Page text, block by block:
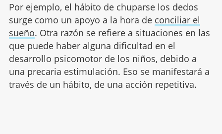
Por ejemplo, el hábito de chuparse los dedos
surge como un apoyo a la hora de conciliar el
sueño. Otra razón se refiere a situaciones en las
que puede haber alguna dificultad en el
desarrollo psicomotor de los niños, debido a
una precaria estimulación. Eso se manifestará a
través de un hábito, de una acción repetitiva.